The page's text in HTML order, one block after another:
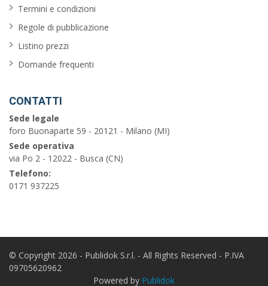
garage
barbecue
vista
sul
mare
Cerca
Termini e condizioni
Regole di pubblicazione
Listino prezzi
Domande frequenti
CONTATTI
Sede legale
foro Buonaparte 59 - 20121 - Milano (MI)
Sede operativa
via Po 2 - 12022 - Busca (CN)
Telefono:
0171 937225
© Copyright 2026 - Publidok S.r.l. - All Rights Reserved - P.IVA
09705620962
Powered by Publidok